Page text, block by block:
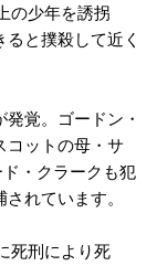
の少年を誘拐
と撲殺して近く
覚。ゴードン・
コットの母・サ
・クラークも犯
れています。
死刑により死